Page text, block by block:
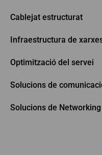
Cablejat estructurat
Infraestructura de
Optimització del servei
Solucions de
Solucions de